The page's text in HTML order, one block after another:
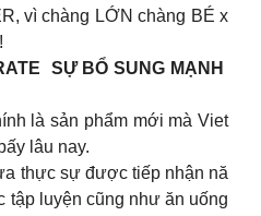
vì chàng LỚN chàng BÉ x
SỰ BỔ SUNG MẠNH
là sản phẩm mới mà Viet
lâu nay.
thực sự được tiếp nhận nă
tập luyện cũng như ăn uống